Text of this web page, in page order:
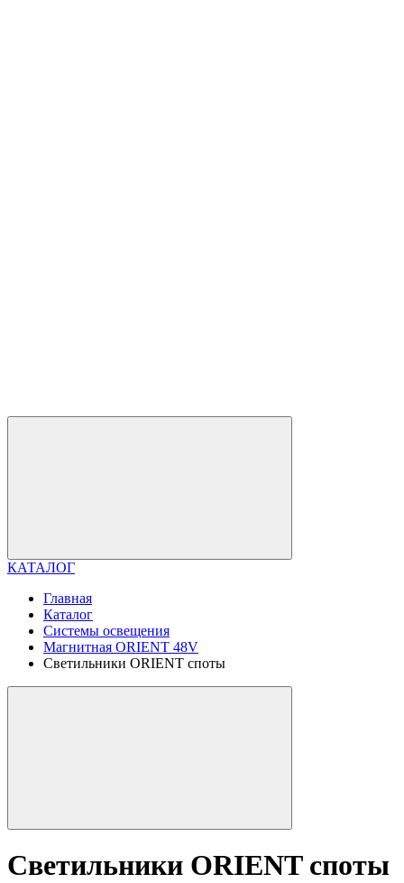
КАТАЛОГ
Главная
Каталог
Системы освещения
Магнитная ORIENT 48V
Светильники ORIENT споты
Светильники ORIENT споты